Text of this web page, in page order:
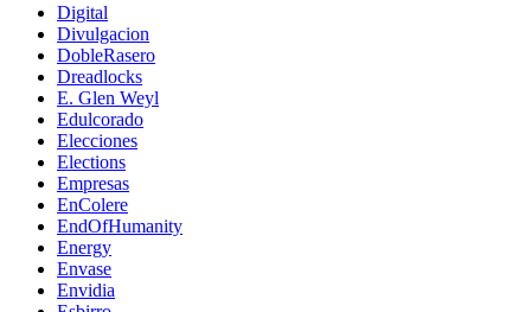
Digital
Divulgacion
DobleRasero
Dreadlocks
E. Glen Weyl
Edulcorado
Elecciones
Elections
Empresas
EnColere
EndOfHumanity
Energy
Envase
Envidia